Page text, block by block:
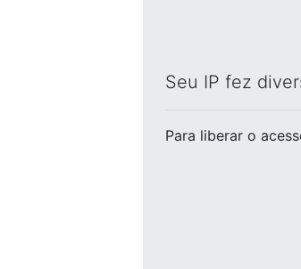
Seu IP fez
Para liberar o